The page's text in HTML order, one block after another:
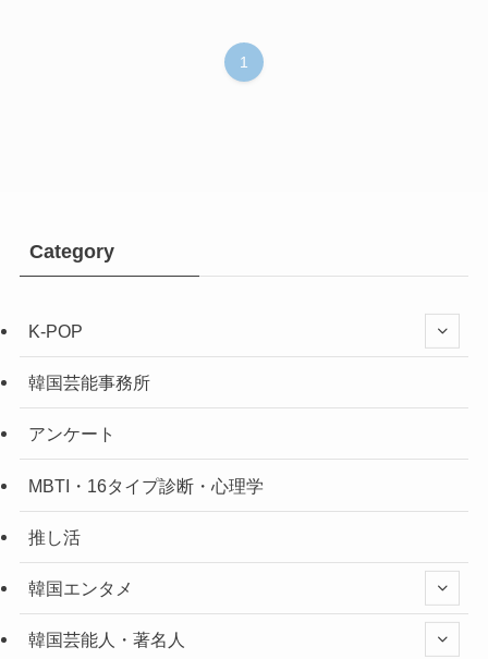
1
Category
K-POP
韓国芸能事務所
アンケート
MBTI・16タイプ診断・心理学
推し活
韓国エンタメ
韓国芸能人・著名人